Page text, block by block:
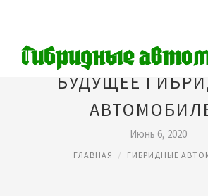
БУДУЩЕЕ
Июнь 6, 2020
ГЛАВНАЯ ГИБРИДНЫЕ